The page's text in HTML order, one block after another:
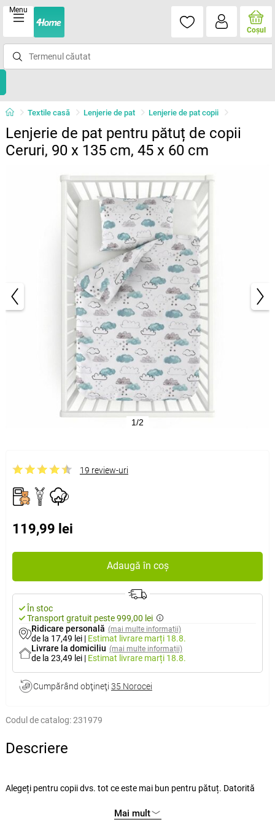
Menu
Coşul
Textile casă Lenjerie de pat Lenjerie de pat copii
Lenjerie de pat pentru pătuț de copii
Ceruri, 90 x 135 cm, 45 x 60 cm
1/2
19 review-uri
119,99 lei
Adaugă în coș
În stoc
Transport gratuit peste 999,00 lei
Ridicare personală (mai multe informații)
de la 17,49 lei | Estimat livrare marți 18.8.
Livrare la domiciliu (mai multe informații)
de la 23,49 lei | Estimat livrare marți 18.8.
Cumpărând obţineţi 35 Norocei
Codul de catalog:231979
Descriere
Alegeți pentru copii dvs. tot ce este mai bun pentru pătuț. Datorită
lumea basmelor, a indienilor sau animalelor. Materialul ales cu atenție
Mai mult